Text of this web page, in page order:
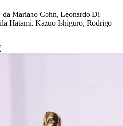
da Mariano Cohn, Leonardo Di
Hatami, Kazuo Ishiguro, Rodrigo